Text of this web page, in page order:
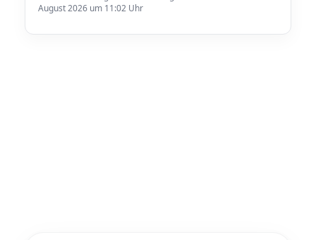
August 2026 um 11:02 Uhr